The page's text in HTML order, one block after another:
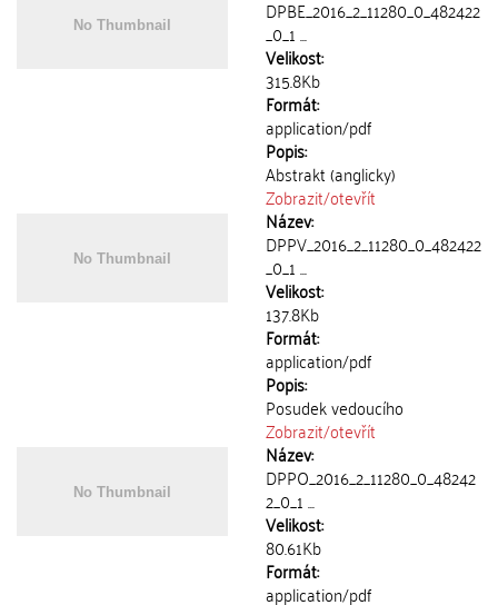
DPBE_2016_2_11280_0_482422
_0_1 ...
Velikost:
315.8Kb
Formát:
application/pdf
Popis:
Abstrakt (anglicky)
Zobrazit/otevřít
Název:
DPPV_2016_2_11280_0_482422
_0_1 ...
Velikost:
137.8Kb
Formát:
application/pdf
Popis:
Posudek vedoucího
Zobrazit/otevřít
Název:
DPPO_2016_2_11280_0_48242
2_0_1 ...
Velikost:
80.61Kb
Formát:
application/pdf